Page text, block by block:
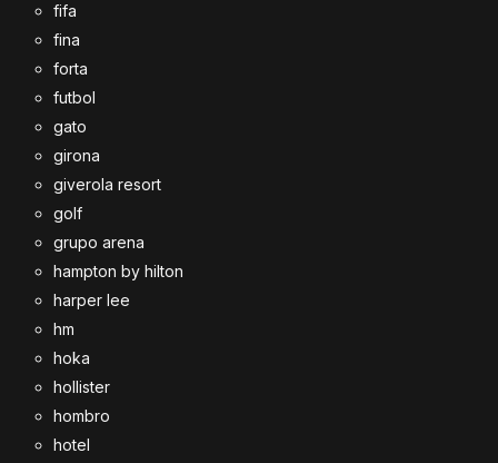
fifa
fina
forta
futbol
gato
girona
giverola resort
golf
grupo arena
hampton by hilton
harper lee
hm
hoka
hollister
hombro
hotel